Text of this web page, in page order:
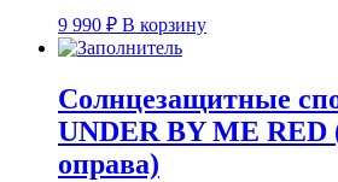
9 990 ₽ В корзину
Солнцезащитные
UNDER BY ME RED
оправа)